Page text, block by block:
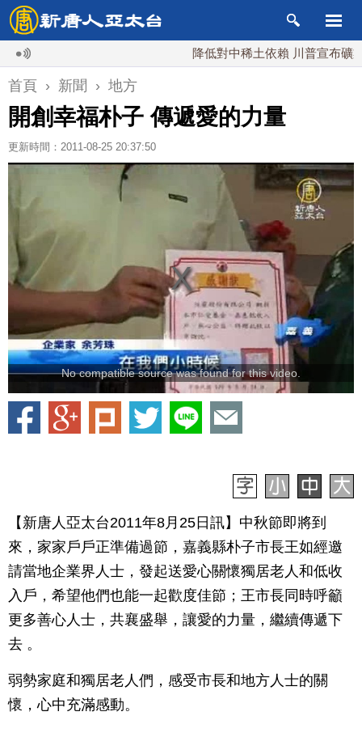
降低對中稀土依賴 川普宣布礦業投資
首頁 › 新聞 › 地方
開創幸福朴子 傳遞愛的力量
更新時間：2011-08-25 20:37:50
No compatible source was found for this video.
【新唐人亞太台2011年8月25日訊】中秋節即將到
來，家家戶戶正準備過節，嘉義縣朴子市長王如經邀
請當地企業界人士，發起送愛心關懷獨居老人和低收
入戶，希望他們也能一起歡度佳節；王市長同時呼籲
更多善心人士，共襄盛舉，讓愛的力量，繼續傳遞下
去 。
弱勢家庭和獨居老人們，感受市長和地方人士的關
懷，心中充滿感動。